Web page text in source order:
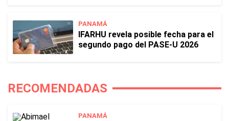
PANAMÁ
IFARHU revela posible fecha para el
segundo pago del PASE-U 2026
RECOMENDADAS
PANAMÁ